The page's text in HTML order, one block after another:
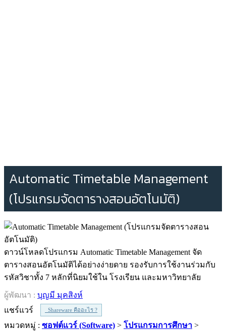
Automatic Timetable Management
(โปรแกรมจัดตารางสอนอัตโนมัติ)
ดาวน์โหลดโปรแกรม Automatic Timetable Management จัด
ตารางสอนอัตโนมัติได้อย่างง่ายดาย รองรับการใช้งานร่วมกับ
รหัสวิชาทั้ง 7 หลักที่นิยมใช้ใน โรงเรียน และมหาวิทยาลัย
ผู้พัฒนา : บุญมี มุคสิงห์
แชร์แวร์
Shareware คืออะไร ?
หมวดหมู่ : ซอฟต์แวร์ (Software) > โปรแกรมการศึกษา >